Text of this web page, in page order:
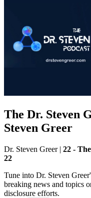
The Dr. Steven
Steven Greer
Dr. Steven Greer | 22 -
22
Tune into Dr. Steven
breaking news and topics
disclosure efforts.